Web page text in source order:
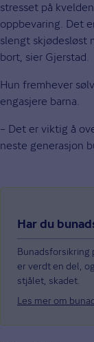
stresset på
oppbevaring. Det
slengt skjødesløst
bort, sier Gjerstad.
Hun fremhever
engasjere barna.
– Det er viktig å
neste generasjon
Har du
Bunadsforsikring
er verdt en del,
stjålet, skadet.
Les mer om